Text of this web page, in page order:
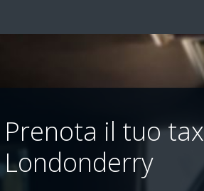
Prenota il tuo
Londonderry